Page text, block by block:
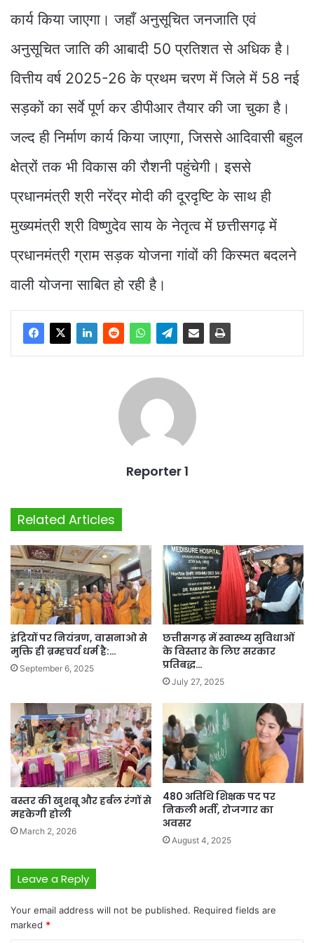
कार्य किया जाएगा। जहाँ अनुसूचित जनजाति एवं
अनुसूचित जाति की आबादी 50 प्रतिशत से अधिक है।
वित्तीय वर्ष 2025-26 के प्रथम चरण में जिले में 58 नई
सड़कों का सर्वे पूर्ण कर डीपीआर तैयार की जा चुका है।
जल्द ही निर्माण कार्य किया जाएगा, जिससे आदिवासी बहुल
क्षेत्रों तक भी विकास की रौशनी पहुंचेगी। इससे
प्रधानमंत्री श्री नरेंद्र मोदी की दूरदृष्टि के साथ ही
मुख्यमंत्री श्री विष्णुदेव साय के नेतृत्व में छत्तीसगढ़ में
प्रधानमंत्री ग्राम सड़क योजना गांवों की किस्मत बदलने
वाली योजना साबित हो रही है।
Reporter 1
Related Articles
इंद्रियों पर नियंत्रण, वासनाओ से
मुक्ति ही ब्रम्हचर्य धर्म है:…
September 6, 2025
छत्तीसगढ़ में स्वास्थ्य सुविधाओं
के विस्तार के लिए सरकार
प्रतिबद्ध…
July 27, 2025
बस्तर की खुशबू और हर्बल रंगों से
महकेगी होली
March 2, 2026
480 अतिथि शिक्षक पद पर
निकली भर्ती, रोजगार का
अवसर
August 4, 2025
Leave a Reply
Your email address will not be published. Required fields are
marked *